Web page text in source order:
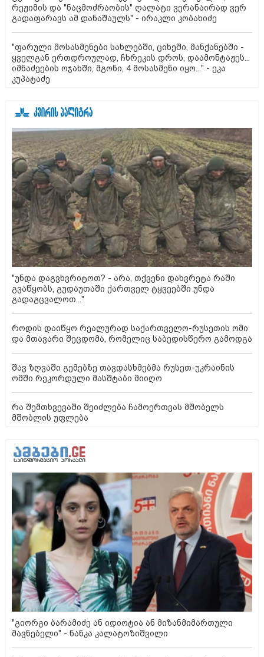
რეჟიმის და "ნაცმოძრაობის" ღალატი ვერანაირად ვერ
გადაფარავს ამ დანაშაულს" - ირაკლი კობახიძე
"ფარული მოსასმენები სახლებში, ციხეში, მანქანებში -
ყველგან ერთდროულად, ჩხრეკის დროს, დაამონტაჟეს...
იმნაძეების ოჯახში, მგონი, 4 მოსასმენი იყო..." - ეკა
კუპატაძე
"უნდა დაგვხვრიტოთ? - არა, თქვენი დახვრეტა რაში
გვაწყობს, გუდაუთაში ქართველ ტყვეებში უნდა
გადაგცვალოთ..."
როდის დაიწყო რეალურად საქართველო-რუსეთის ომი
და მთავარი შეცდომა, რომელიც საბედისწერო გამოდგა
შავ ზღვაში გემებზე თავდასხმებმა რუსეთ-უკრაინის
ომში რეკორდული მასშტაბი მიიღო
რა შემთხვევაში შეიძლება ჩამოერთვას მშობელს
მშობლის უფლება
"გიორგი ბარამიძე ან იდიოტია ან მიზანმიმართული
მავნებელი" - ნანკა კალატოზიშვილი